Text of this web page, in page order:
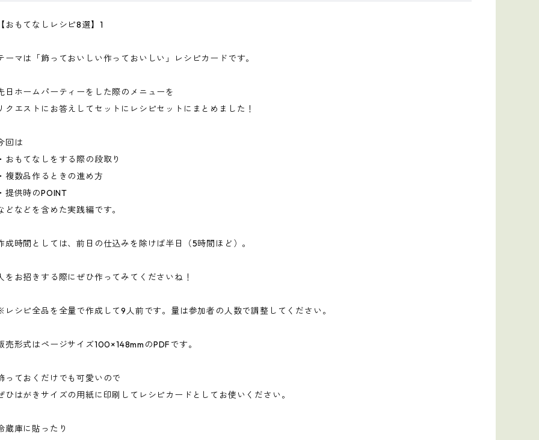
おもてなしレシピ8選】1
ーマは「飾っておいしい作っておいしい」レシピカードです。
日ホームパーティーをした際のメニューを
クエストにお答えしてセットにレシピセットにまとめました！
回は
おもてなしをする際の段取り
複数品作るときの進め方
提供時のPOINT
どなどを含めた実践編です。
成時間としては、前日の仕込みを除けば半日（5時間ほど）。
をお招きする際にぜひ作ってみてくださいね！
シピ全品を全量で作成して9人前です。量は参加者の人数で調整してください。
売形式はページサイズ100×148mmのPDFです。
っておくだけでも可愛いので
ひはがきサイズの用紙に印刷してレシピカードとしてお使いください。
蔵庫に貼ったり